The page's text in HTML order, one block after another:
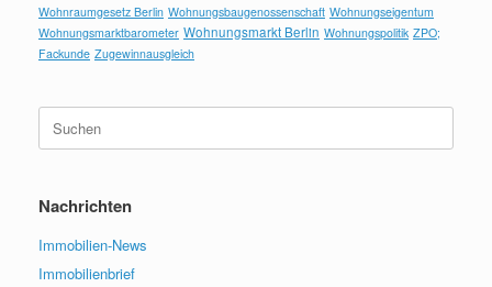
Wohnraumgesetz Berlin Wohnungsbaugenossenschaft Wohnungseigentum
Wohnungsmarktbarometer Wohnungsmarkt Berlin Wohnungspolitik ZPO;
Fackunde Zugewinnausgleich
Suchen
nach:
Nachrichten
Immobilien-News
Immobilienbrief